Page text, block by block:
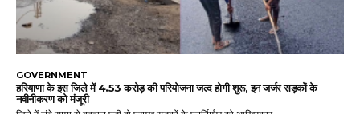
GOVERNMENT
हरियाणा के इस जिले में 4.53 करोड़ की परियोजना जल्द होगी शुरू, इन जर्जर सड़कों के
नवीनीकरण को मंजूरी